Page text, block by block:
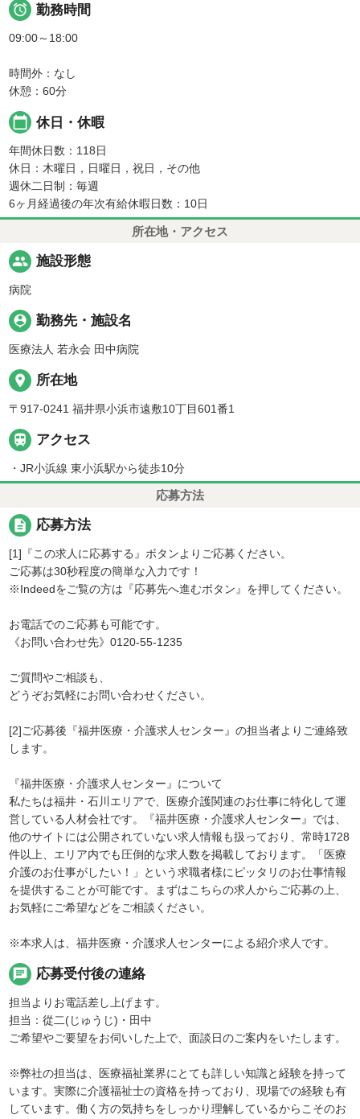
 勤務時間
09:00～18:00
時間外：なし
休憩：60分
calendar_today 休日・休暇
年間休日数：118日
休日：木曜日，日曜日，祝日，その他
週休二日制：毎週
6ヶ月経過後の年次有給休暇日数：10日
所在地・アクセス
people 施設形態
病院
person_pin 勤務先・施設名
医療法人 若永会 田中病院
place 所在地
〒917-0241 福井県小浜市遠敷10丁目601番1
 アクセス
・JR小浜線 東小浜駅から徒歩10分
応募方法
description 応募方法
[1]『この求人に応募する』ボタンよりご応募ください。
ご応募は30秒程度の簡単な入力です！
※Indeedをご覧の方は『応募先へ進むボタン』を押してください。
お電話でのご応募も可能です。
《お問い合わせ先》0120-55-1235
ご質問やご相談も、
どうぞお気軽にお問い合わせください。
[2]ご応募後『福井医療・介護求人センター』の担当者よりご連絡致
します。
『福井医療・介護求人センター』について
私たちは福井・石川エリアで、医療介護関連のお仕事に特化して運
営している人材会社です。『福井医療・介護求人センター』では、
他のサイトには公開されていない求人情報も扱っており、常時1728
件以上、エリア内でも圧倒的な求人数を掲載しております。「医療
介護のお仕事がしたい！」という求職者様にピッタリのお仕事情報
を提供することが可能です。まずはこちらの求人からご応募の上、
お気軽にご希望などをご相談ください。
※本求人は、福井医療・介護求人センターによる紹介求人です。
chat 応募受付後の連絡
担当よりお電話差し上げます。
担当：從二(じゅうじ)・田中
ご希望やご要望をお伺いした上で、面談日のご案内をいたします。
※弊社の担当は、医療福祉業界にとても詳しい知識と経験を持って
います。実際に介護福祉士の資格を持っており、現場での経験も有
しています。働く方の気持ちをしっかり理解しているからこそのお